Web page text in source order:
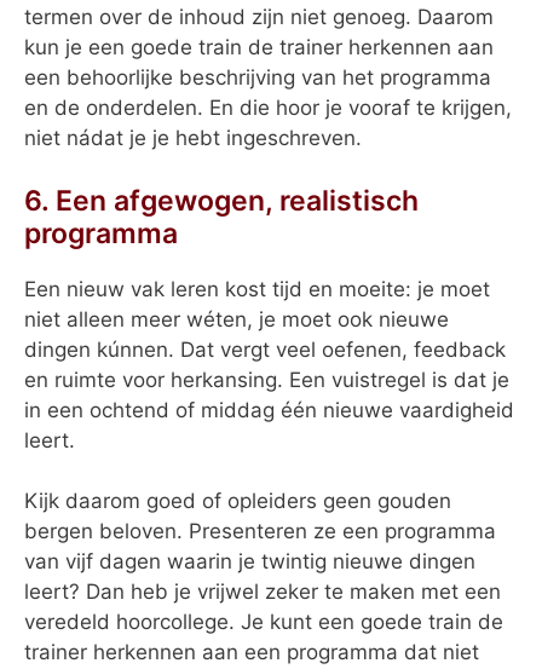
termen over de inhoud zijn niet genoeg. Daarom
kun je een goede train de trainer herkennen aan
een behoorlijke beschrijving van het programma
en de onderdelen. En die hoor je vooraf te krijgen,
niet nádat je je hebt ingeschreven.
6. Een afgewogen, realistisch
programma
Een nieuw vak leren kost tijd en moeite: je moet
niet alleen meer wéten, je moet ook nieuwe
dingen kúnnen. Dat vergt veel oefenen, feedback
en ruimte voor herkansing. Een vuistregel is dat je
in een ochtend of middag één nieuwe vaardigheid
leert.
Kijk daarom goed of opleiders geen gouden
bergen beloven. Presenteren ze een programma
van vijf dagen waarin je twintig nieuwe dingen
leert? Dan heb je vrijwel zeker te maken met een
veredeld hoorcollege. Je kunt een goede train de
trainer herkennen aan een programma dat niet